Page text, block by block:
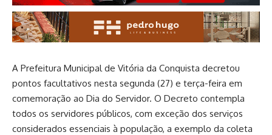
A Prefeitura Municipal de Vitória da Conquista decretou
pontos facultativos nesta segunda (27) e terça-feira em
comemoração ao Dia do Servidor. O Decreto contempla
todos os servidores públicos, com exceção dos serviços
considerados essenciais à população, a exemplo da coleta